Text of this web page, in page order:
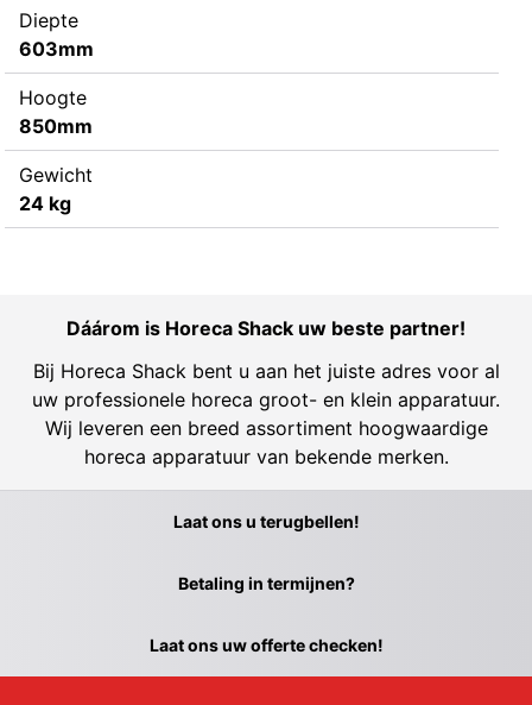
Diepte
603mm
Hoogte
850mm
Gewicht
24 kg
Dáárom is Horeca Shack uw beste partner!
Bij Horeca Shack bent u aan het juiste adres voor al
uw professionele horeca groot- en klein apparatuur.
Wij leveren een breed assortiment hoogwaardige
horeca apparatuur van bekende merken.
Laat ons u terugbellen!
Betaling in termijnen?
Laat ons uw offerte checken!